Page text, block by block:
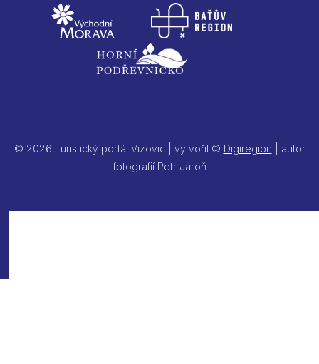
© 2026 Turistický portál Vizovic | vytvořil © Digiregion | autor
fotografií Petr Jaroň